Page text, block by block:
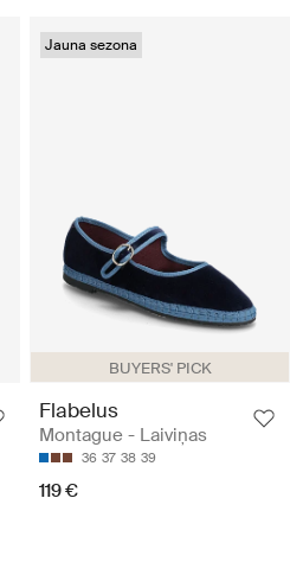
BUYERS' PICK
Jauna sezona
Flabelus
Montague - Laiviņas
36 37 38 39
119 €